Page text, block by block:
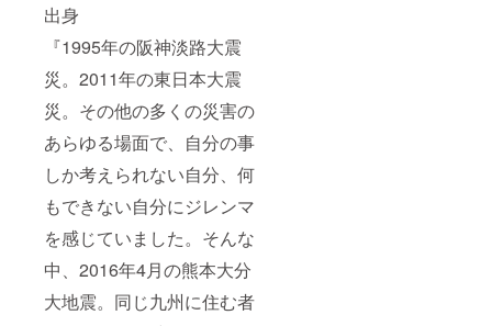
出身
『1995年の阪神淡路大震
災。2011年の東日本大震
災。その他の多くの災害の
あらゆる場面で、自分の事
しか考えられない自分、何
もできない自分にジレンマ
を感じていました。そんな
中、2016年4月の熊本大分
大地震。同じ九州に住む者